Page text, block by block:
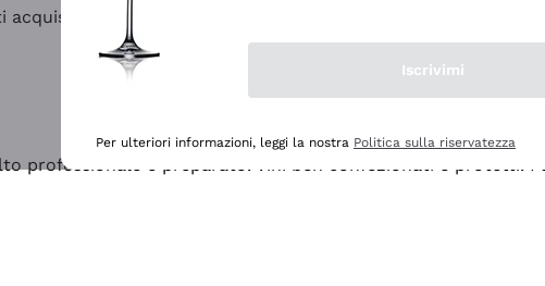
professionale e preparato. Vini ben confezionati e protetti.
Iscrivimi
Per ulteriori informazioni, leggi la nostra Politica sulla riservatezza